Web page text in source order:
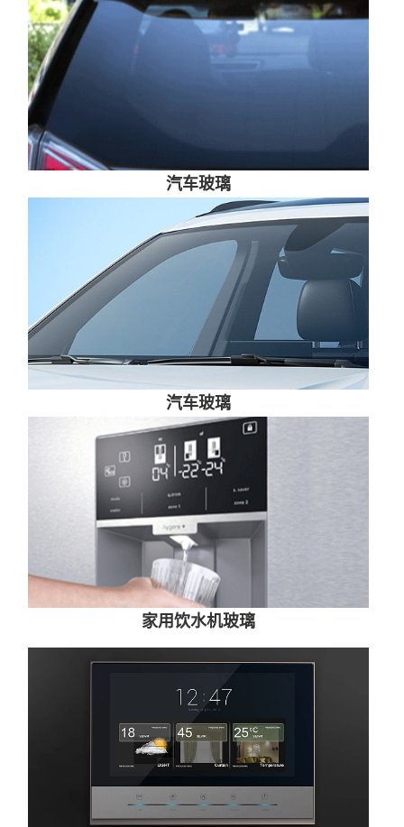
汽车玻璃
汽车玻璃
家用饮水机玻璃